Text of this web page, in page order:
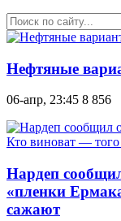
Нефтяные
06-апр, 23:45 8 856
Нардеп
«пленки
сажают